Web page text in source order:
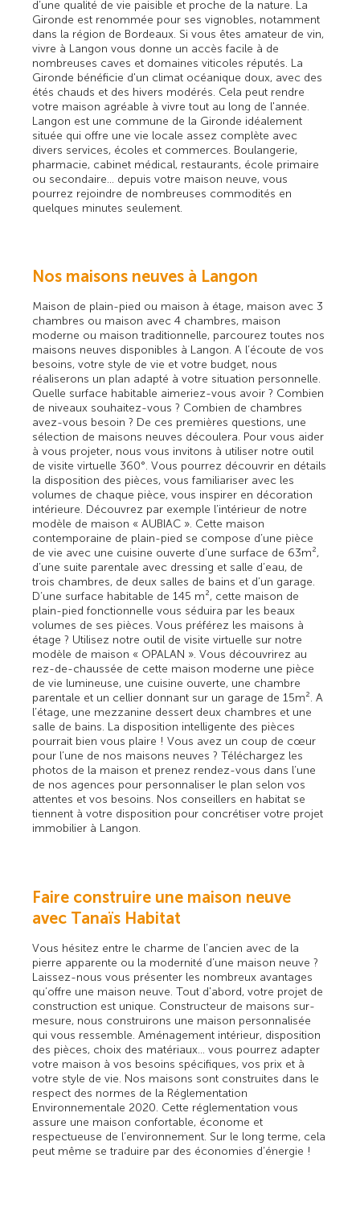
d’une qualité de vie paisible et proche de la nature. La
Gironde est renommée pour ses vignobles, notamment
dans la région de Bordeaux. Si vous êtes amateur de vin,
vivre à Langon vous donne un accès facile à de
nombreuses caves et domaines viticoles réputés. La
Gironde bénéficie d'un climat océanique doux, avec des
étés chauds et des hivers modérés. Cela peut rendre
votre maison agréable à vivre tout au long de l'année.
Langon est une commune de la Gironde idéalement
située qui offre une vie locale assez complète avec
divers services, écoles et commerces. Boulangerie,
pharmacie, cabinet médical, restaurants, école primaire
ou secondaire… depuis votre maison neuve, vous
pourrez rejoindre de nombreuses commodités en
quelques minutes seulement.
Nos maisons neuves à Langon
Maison de plain-pied ou maison à étage, maison avec 3
chambres ou maison avec 4 chambres, maison
moderne ou maison traditionnelle, parcourez toutes nos
maisons neuves disponibles à Langon. A l’écoute de vos
besoins, votre style de vie et votre budget, nous
réaliserons un plan adapté à votre situation personnelle.
Quelle surface habitable aimeriez-vous avoir ? Combien
de niveaux souhaitez-vous ? Combien de chambres
avez-vous besoin ? De ces premières questions, une
sélection de maisons neuves découlera. Pour vous aider
à vous projeter, nous vous invitons à utiliser notre outil
de visite virtuelle 360°. Vous pourrez découvrir en détails
la disposition des pièces, vous familiariser avec les
volumes de chaque pièce, vous inspirer en décoration
intérieure. Découvrez par exemple l’intérieur de notre
modèle de maison « AUBIAC ». Cette maison
contemporaine de plain-pied se compose d’une pièce
de vie avec une cuisine ouverte d’une surface de 63m²,
d’une suite parentale avec dressing et salle d’eau, de
trois chambres, de deux salles de bains et d’un garage.
D’une surface habitable de 145 m², cette maison de
plain-pied fonctionnelle vous séduira par les beaux
volumes de ses pièces. Vous préférez les maisons à
étage ? Utilisez notre outil de visite virtuelle sur notre
modèle de maison « OPALAN ». Vous découvrirez au
rez-de-chaussée de cette maison moderne une pièce
de vie lumineuse, une cuisine ouverte, une chambre
parentale et un cellier donnant sur un garage de 15m². A
l’étage, une mezzanine dessert deux chambres et une
salle de bains. La disposition intelligente des pièces
pourrait bien vous plaire ! Vous avez un coup de cœur
pour l’une de nos maisons neuves ? Téléchargez les
photos de la maison et prenez rendez-vous dans l’une
de nos agences pour personnaliser le plan selon vos
attentes et vos besoins. Nos conseillers en habitat se
tiennent à votre disposition pour concrétiser votre projet
immobilier à Langon.
Faire construire une maison neuve
avec Tanaïs Habitat
Vous hésitez entre le charme de l’ancien avec de la
pierre apparente ou la modernité d’une maison neuve ?
Laissez-nous vous présenter les nombreux avantages
qu’offre une maison neuve. Tout d'abord, votre projet de
construction est unique. Constructeur de maisons sur-
mesure, nous construirons une maison personnalisée
qui vous ressemble. Aménagement intérieur, disposition
des pièces, choix des matériaux… vous pourrez adapter
votre maison à vos besoins spécifiques, vos prix et à
votre style de vie. Nos maisons sont construites dans le
respect des normes de la Réglementation
Environnementale 2020. Cette réglementation vous
assure une maison confortable, économe et
respectueuse de l’environnement. Sur le long terme, cela
peut même se traduire par des économies d’énergie !